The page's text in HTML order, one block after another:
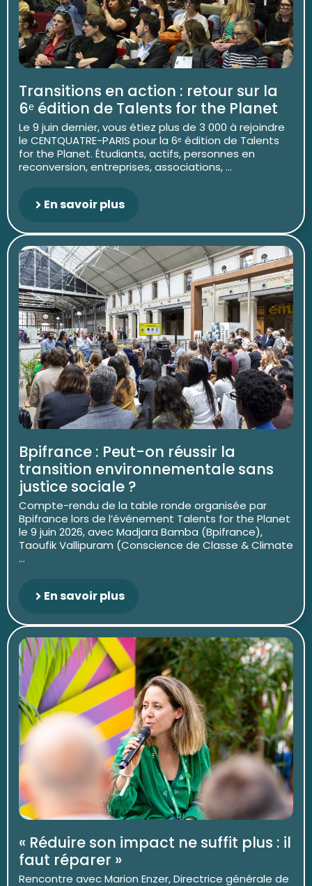
Transitions en action : retour sur la
6ᵉ édition de Talents for the Planet
Le 9 juin dernier, vous étiez plus de 3 000 à rejoindre
le CENTQUATRE-PARIS pour la 6ᵉ édition de Talents
for the Planet. Étudiants, actifs, personnes en
reconversion, entreprises, associations, ...
En savoir plus
Bpifrance : Peut-on réussir la
transition environnementale sans
justice sociale ?
Compte-rendu de la table ronde organisée par
Bpifrance lors de l’événement Talents for the Planet
le 9 juin 2026, avec Madjara Bamba (Bpifrance),
Taoufik Vallipuram (Conscience de Classe & Climate
...
En savoir plus
« Réduire son impact ne suffit plus : il
faut réparer »
Rencontre avec Marion Enzer, Directrice générale de